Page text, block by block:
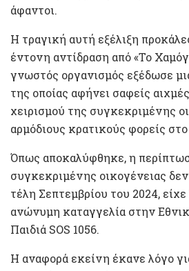
άφαντοι.
Η τραγική αυτή εξέλιξη
έντονη αντίδραση από «Το
γνωστός οργανισμός εξέδωσε
της οποίας αφήνει σαφείς
χειρισμού της συγκεκριμένης
αρμόδιους κρατικούς φορείς
Όπως αποκαλύφθηκε, η
συγκεκριμένης οικογένειας
τέλη Σεπτεμβρίου του 2024, είχε
ανώνυμη καταγγελία στην
Παιδιά SOS 1056.
Η αναφορά εκείνη έκανε λόγο